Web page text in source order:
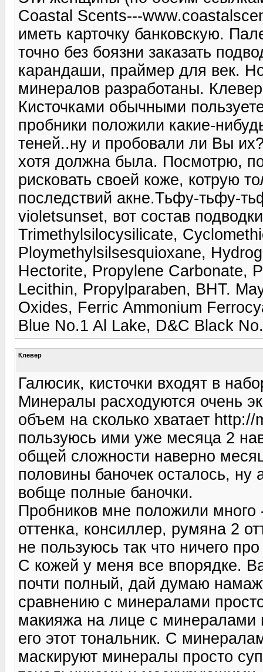
Coastal Scents---
иметь карточку банковскую.
точно без боязни заказать
карандаши, праймер для век.
минералов разработаны.
Кисточками обычными
пробники положили какие-
теней..ну и пробовали ли Вы
хотя должна была. Посмотрю,
рисковать своей коже, котрую
последствий акне.Тьфу-тьфу-
violetsunset, вот состав
Trimethylsilocysilicate,
Ploymethylsilsesquioxane,
Hectorite, Propylene Carbonate,
Lecithin, Propylparaben, BHT.
Oxides, Ferric Ammonium
Blue No.1 Al Lake, D&C Black
Клевер
Галюсик, кисточки входят в
Минералы расходуются очень
объем на сколько хватает
пользуюсь ими уже месяца 2
общей сложности наверно
половины баночек осталось,
вобще полные баночки.
Пробников мне положили много
оттенка, консиллер, румяна 2
не пользуюсь так что ничего
С кожей у меня все впорядке.
почти полный, дай думаю
сравнению с минералами
макияжа на лице с
его этот тональник. С
маскируют минералы просто